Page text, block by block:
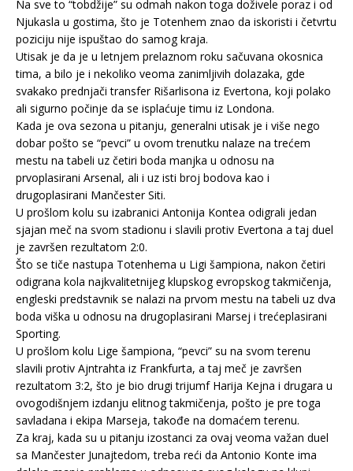
Na sve to “tobdžije” su odmah nakon toga doživele poraz i od
Njukasla u gostima, što je Totenhem znao da iskoristi i četvrtu
poziciju nije ispuštao do samog kraja.
Utisak je da je u letnjem prelaznom roku sačuvana okosnica
tima, a bilo je i nekoliko veoma zanimljivih dolazaka, gde
svakako prednjači transfer Rišarlisona iz Evertona, koji polako
ali sigurno počinje da se isplaćuje timu iz Londona.
Kada je ova sezona u pitanju, generalni utisak je i više nego
dobar pošto se “pevci” u ovom trenutku nalaze na trećem
mestu na tabeli uz četiri boda manjka u odnosu na
prvoplasirani Arsenal, ali i uz isti broj bodova kao i
drugoplasirani Mančester Siti.
U prošlom kolu su izabranici Antonija Kontea odigrali jedan
sjajan meč na svom stadionu i slavili protiv Evertona a taj duel
je završen rezultatom 2:0.
Što se tiče nastupa Totenhema u Ligi šampiona, nakon četiri
odigrana kola najkvalitetnijeg klupskog evropskog takmičenja,
engleski predstavnik se nalazi na prvom mestu na tabeli uz dva
boda viška u odnosu na drugoplasirani Marsej i trećeplasirani
Sporting.
U prošlom kolu Lige šampiona, “pevci” su na svom terenu
slavili protiv Ajntrahta iz Frankfurta, a taj meč je završen
rezultatom 3:2, što je bio drugi trijumf Harija Kejna i drugara u
ovogodišnjem izdanju elitnog takmičenja, pošto je pre toga
savladana i ekipa Marseja, takođe na domaćem terenu.
Za kraj, kada su u pitanju izostanci za ovaj veoma važan duel
sa Mančester Junajtedom, treba reći da Antonio Konte ima